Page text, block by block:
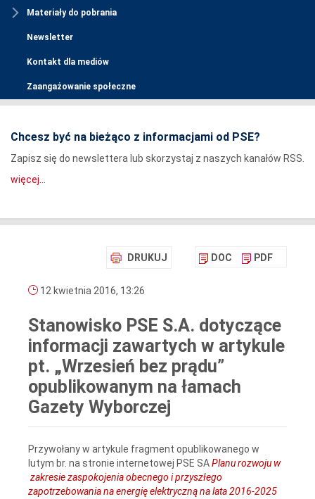
Materiały do pobrania
Newsletter
Kontakt dla mediów
Zaangażowanie społeczne
Chcesz być na bieżąco z informacjami od PSE?
Zapisz się do newslettera lub skorzystaj z naszych kanałów RSS.
więcej...
DRUKUJ DOC PDF
12 kwietnia 2016, 13:26
Stanowisko PSE S.A. dotyczące
informacji zawartych w artykule
pt. „Wrzesień bez prądu”
opublikowanym na łamach
Gazety Wyborczej
Przywołany w artykule fragment opublikowanego w
lutym br. na stronie internetowej PSE SAPlanu rozwoju w
zakresie zaspokojenia obecnego i przyszłego
zapotrzebowania na energię elektryczną na lata 2016-2025